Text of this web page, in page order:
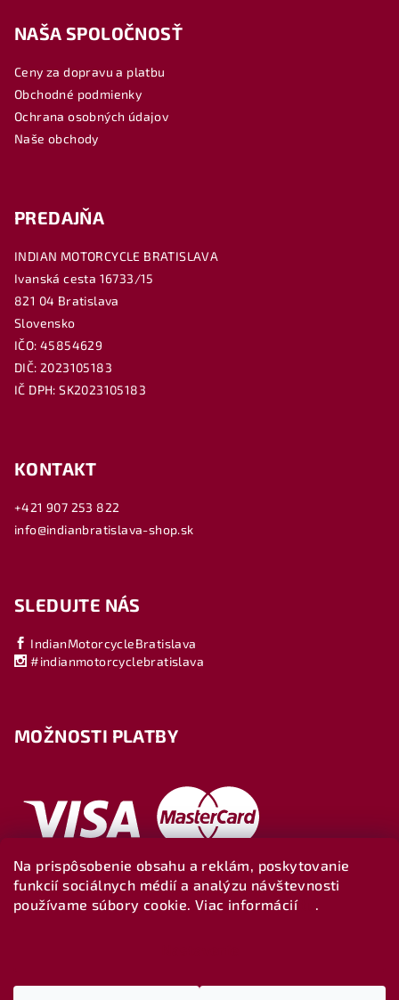
Na prispôsobenie obsahu a reklám, poskytovanie
funkcií sociálnych médií a analýzu návštevnosti
používame súbory cookie. Viac informácií
.
NAŠA SPOLOČNOSŤ
Ceny za dopravu a platbu
Obchodné podmienky
Ochrana osobných údajov
Naše obchody
PREDAJŇA
INDIAN MOTORCYCLE BRATISLAVA
Ivanská cesta 16733/15
821 04 Bratislava
Slovensko
IČO: 45854629
DIČ: 2023105183
IČ DPH: SK2023105183
KONTAKT
+421 907 253 822
info@indianbratislava-shop.sk
SLEDUJTE NÁS
IndianMotorcycleBratislava
#indianmotorcyclebratislava
MOŽNOSTI PLATBY
Upraviť nastavenie cookies